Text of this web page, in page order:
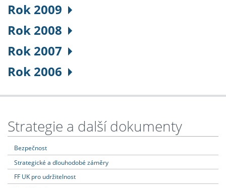
Rok 2009
Rok 2008
Rok 2007
Rok 2006
Strategie a další dokumenty
Bezpečnost
Strategické a dlouhodobé záměry
FF UK pro udržitelnost